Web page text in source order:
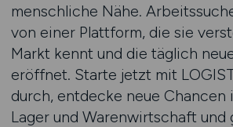
menschliche Nähe.
von einer Plattform, die sie
Markt kennt und die täglich
eröffnet. Starte jetzt mit
durch, entdecke neue Chancen
Lager und Warenwirtschaft und